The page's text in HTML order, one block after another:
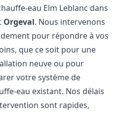
eau Elm Leblanc dans
Orgeval. Nous intervenons
pour répondre à vos
que ce soit pour une
neuve ou pour
votre système de
eau existant. Nos délais
sont rapides,